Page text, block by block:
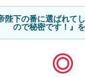
陛下の番に選ばれて
ので秘密です！』